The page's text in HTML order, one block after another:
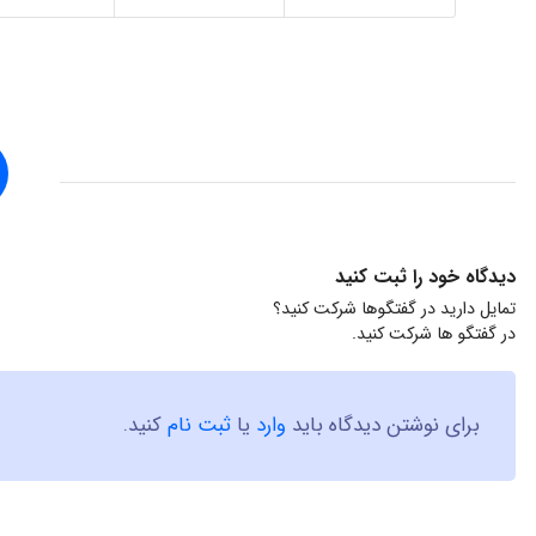
دیدگاه خود را ثبت کنید
تمایل دارید در گفتگوها شرکت کنید؟
در گفتگو ها شرکت کنید.
برای نوشتن دیدگاه باید وارد یا ثبت نامکنید.